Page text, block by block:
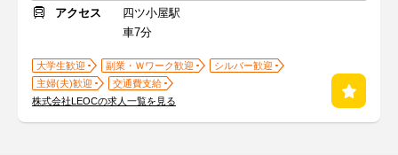
アクセス
四ツ小屋駅
車7分
大学生歓迎 副業・Ｗワーク歓迎
シルバー歓迎
主婦(夫)歓迎
交通費支給
株式会社LEOCの求人一覧を見る